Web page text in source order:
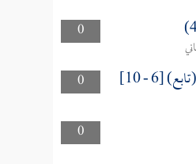
0
0
[6 - 10]
0